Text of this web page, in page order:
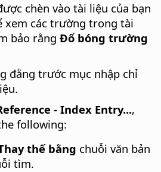
chèn vào tài liệu của bạn
các trường trong tài
bảo rằng Đổ bóng trường
đằng trước mục nhập chỉ
- Index Entry...,
following:
thế bằng chuỗi văn bản
tìm.